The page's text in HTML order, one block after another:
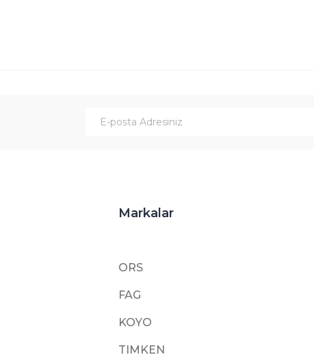
Markalar
ORS
FAG
KOYO
TIMKEN